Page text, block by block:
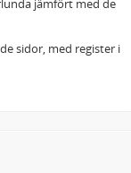
jämfört med de
sidor, med register i